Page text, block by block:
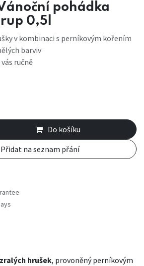
pohádka
0,5l
v kombinaci s perníkovým kořením
barviv
ručně
Do košíku
Přidat na seznam přání
hrušek, provoněný perníkovým